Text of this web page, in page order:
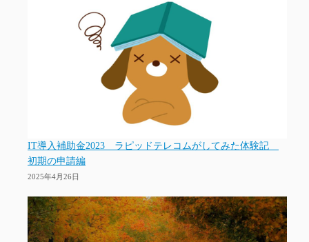
IT導入補助金2023 ラピッドテレコムがしてみた体験記
初期の申請編
2025年4月26日